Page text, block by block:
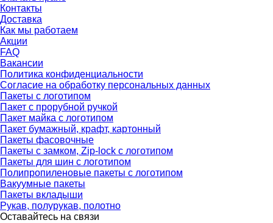
Контакты
Доставка
Как мы работаем
Акции
FAQ
Вакансии
Политика конфиденциальности
Согласие на обработку персональных данных
Пакеты с логотипом
Пакет с прорубной ручкой
Пакет майка с логотипом
Пакет бумажный, крафт, картонный
Пакеты фасовочные
Пакеты с замком, Zip-lock с логотипом
Пакеты для шин с логотипом
Полипропиленовые пакеты с логотипом
Вакуумные пакеты
Пакеты вкладыши
Рукав, полурукав, полотно
Оставайтесь на связи